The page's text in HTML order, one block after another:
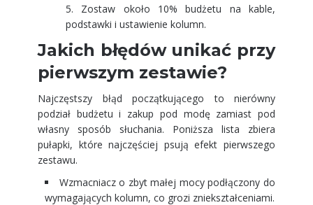
Zostaw około 10% budżetu na kable,
podstawki i ustawienie kolumn.
Jakich błędów unikać przy
pierwszym zestawie?
Najczęstszy błąd początkującego to nierówny
podział budżetu i zakup pod modę zamiast pod
własny sposób słuchania. Poniższa lista zbiera
pułapki, które najczęściej psują efekt pierwszego
zestawu.
Wzmacniacz o zbyt małej mocy podłączony do
wymagających kolumn, co grozi zniekształceniami.